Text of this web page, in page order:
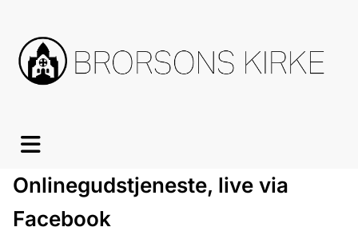
Onlinegudstjeneste, live via
Facebook